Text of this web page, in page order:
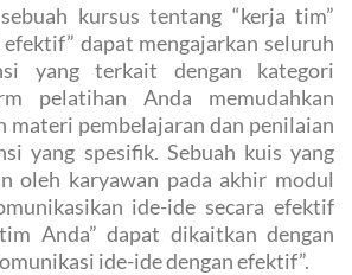
kursus tentang “kerja tim”
dapat mengajarkan seluruh
yang terkait dengan kategori
pelatihan Anda memudahkan
materi pembelajaran dan penilaian
yang spesifik. Sebuah kuis yang
oleh karyawan pada akhir modul
ide-ide secara efektif
Anda” dapat dikaitkan dengan
ide-ide dengan efektif”.